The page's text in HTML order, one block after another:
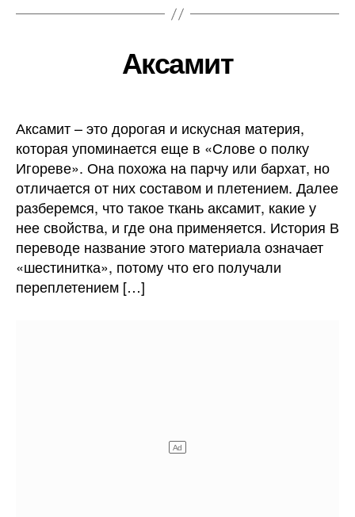
Аксамит
Аксамит – это дорогая и искусная материя,
которая упоминается еще в «Слове о полку
Игореве». Она похожа на парчу или бархат, но
отличается от них составом и плетением. Далее
разберемся, что такое ткань аксамит, какие у
нее свойства, и где она применяется. История В
переводе название этого материала означает
«шестинитка», потому что его получали
переплетением […]